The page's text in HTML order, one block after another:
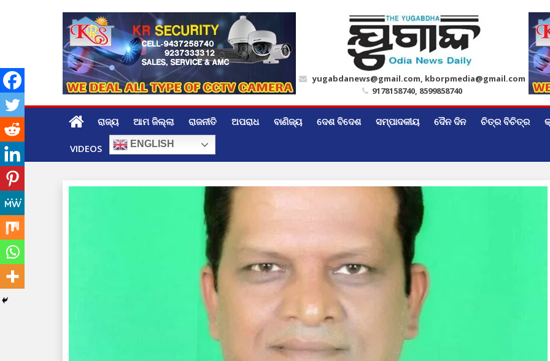
yugabdanews@gmail.com, kborpmedia@gmail.com
9178158740, 8599858740
ରାଜ୍ୟ ଆମ ଜିଲ୍ଲା ରାଜନୀତି ଅପରାଧ ବାଣିଜ୍ୟ ଦେଶ ବିଦେଶ ସମ୍ପାଦକୀୟ ଦୈନ ଦିନ ଚିତ୍ର ବିଚିତ୍ର
VIDEOS ENGLISH